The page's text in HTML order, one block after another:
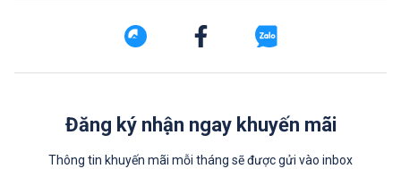
Đăng ký nhận ngay khuyến mãi
Thông tin khuyến mãi mỗi tháng sẽ được gửi vào inbox